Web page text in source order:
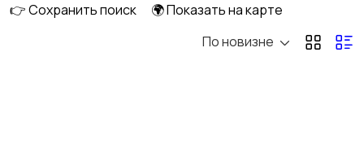
Кормоуборочные
👉 Сохранить поиск
🌍 Показать на карте
По новизне